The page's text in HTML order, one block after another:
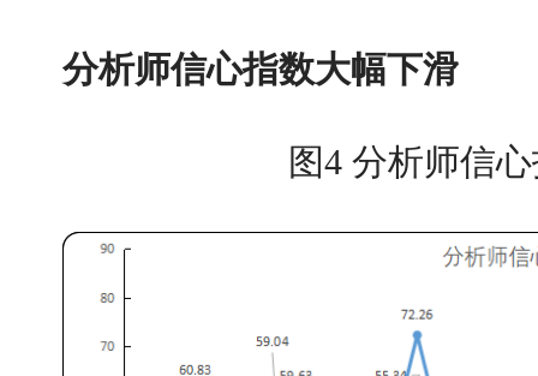
分析师信心指数大幅下滑
图4 分析师信